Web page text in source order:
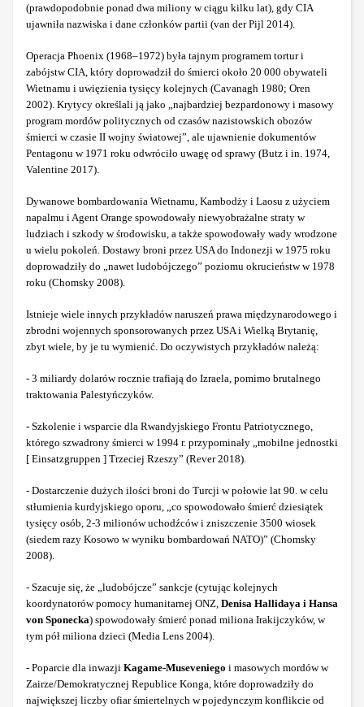
(prawdopodobnie ponad dwa miliony w ciągu kilku lat), gdy CIA
ujawniła nazwiska i dane członków partii (van der Pijl 2014).
Operacja Phoenix (1968–1972) była tajnym programem tortur i
zabójstw CIA, który doprowadził do śmierci około 20 000 obywateli
Wietnamu i uwięzienia tysięcy kolejnych (Cavanagh 1980; Oren
2002). Krytycy określali ją jako „najbardziej bezpardonowy i masowy
program mordów politycznych od czasów nazistowskich obozów
śmierci w czasie II wojny światowej”, ale ujawnienie dokumentów
Pentagonu w 1971 roku odwróciło uwagę od sprawy (Butz i in. 1974,
Valentine 2017).
Dywanowe bombardowania Wietnamu, Kambodży i Laosu z użyciem
napalmu i Agent Orange spowodowały niewyobrażalne straty w
ludziach i szkody w środowisku, a także spowodowały wady wrodzone
u wielu pokoleń. Dostawy broni przez USA do Indonezji w 1975 roku
doprowadziły do „nawet ludobójczego” poziomu okrucieństw w 1978
roku (Chomsky 2008).
Istnieje wiele innych przykładów naruszeń prawa międzynarodowego i
zbrodni wojennych sponsorowanych przez USA i Wielką Brytanię,
zbyt wiele, by je tu wymienić. Do oczywistych przykładów należą:
- 3 miliardy dolarów rocznie trafiają do Izraela, pomimo brutalnego
traktowania Palestyńczyków.
- Szkolenie i wsparcie dla Rwandyjskiego Frontu Patriotycznego,
którego szwadrony śmierci w 1994 r. przypominały „mobilne jednostki
[ Einsatzgruppen ] Trzeciej Rzeszy” (Rever 2018).
- Dostarczenie dużych ilości broni do Turcji w połowie lat 90. w celu
stłumienia kurdyjskiego oporu, „co spowodowało śmierć dziesiątek
tysięcy osób, 2-3 milionów uchodźców i zniszczenie 3500 wiosek
(siedem razy Kosowo w wyniku bombardowań NATO)” (Chomsky
2008).
- Szacuje się, że „ludobójcze” sankcje (cytując kolejnych
koordynatorów pomocy humanitarnej ONZ, Denisa Hallidaya i Hansa
von Sponecka) spowodowały śmierć ponad miliona Irakijczyków, w
tym pół miliona dzieci (Media Lens 2004).
- Poparcie dla inwazji Kagame-Museveniego i masowych mordów w
Zairze/Demokratycznej Republice Konga, które doprowadziły do
największej liczby ofiar śmiertelnych w pojedynczym konflikcie od